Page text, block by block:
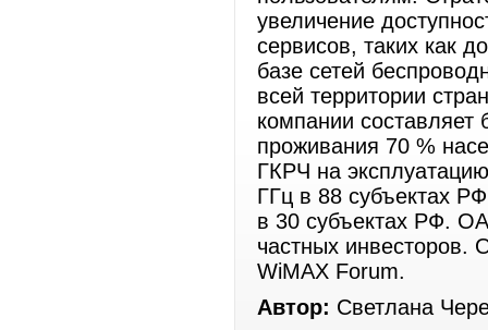
увеличение
сервисов, таких как
базе сетей
всей территории
компании
проживания 70 %
ГКРЧ на
ГГц в 88 субъектах
в 30 субъектах РФ.
частных инвесторов.
WiMAX Forum.
Автор: Светлана